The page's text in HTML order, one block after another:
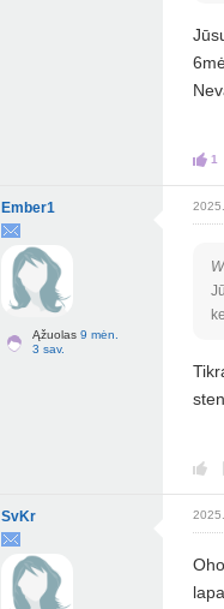
1
Ember1
Ąžuolas 9 mėn.
3 sav.
SvKr